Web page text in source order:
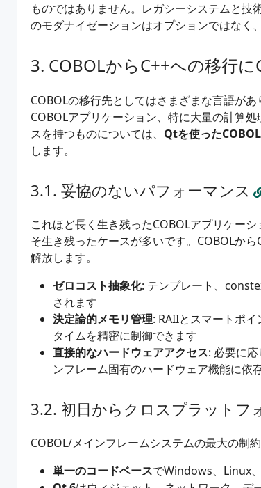
ものではありません。レガシーシステムと
のモダナイゼーションはオプションではなく
COBOLからC++への移行
COBOLの移行先としてはさまざまな言語が
COBOLアプリケーション、特に大量の計算
スを持つものについては、 Qtを使った
します。
妥協のないパフォーマンス
これほど長く生き残ったCOBOLアプリケー
そ生き残ったケースが多いです。COBOLか
解放します。
ゼロコスト抽象化: テンプレート、
されます
決定論的メモリ管理: RAIIとスマートポ
タイムを精密に制御できます
直接的なハードウェアアクセス: 必要に
ンフレーム固有のハードウェア機能に依
初日からクロスプラットフ
COBOL/メインフレームシステムの最大の制
単一のコードベースでWindows、Linux